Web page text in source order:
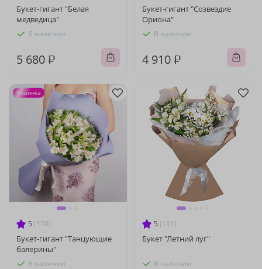
Букет-гигант "Белая
медведица"
В наличии
5 680 ₽
Букет-гигант "Созвездие
Ориона"
В наличии
4 910 ₽
5 (178)
Букет-гигант "Танцующие
балерины"
В наличии
Новинка
5 (191)
Букет "Летний луг"
В наличии